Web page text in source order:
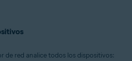
de red analice todos los dispositivos: